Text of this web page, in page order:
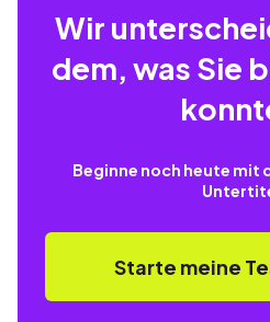
Wir
dem, was Sie
Beginne noch heute mit
Starte meine